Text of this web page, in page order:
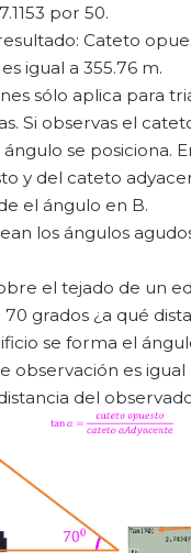
por 50.
Cateto
igual a 355.76 m.
sólo aplica para
Si observas el
se posiciona.
y del cateto
el ángulo en B.
los ángulos
el tejado de un
grados ¿a qué
se forma el
observación es
del